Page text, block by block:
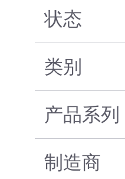
状态
类别
产品系列
制造商